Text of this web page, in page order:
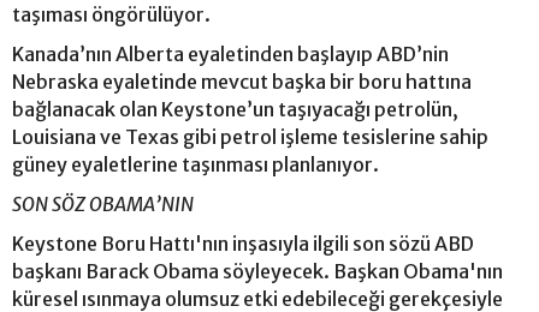
taşıması öngörülüyor.
Kanada’nın Alberta eyaletinden başlayıp ABD’nin
Nebraska eyaletinde mevcut başka bir boru hattına
bağlanacak olan Keystone’un taşıyacağı petrolün,
Louisiana ve Texas gibi petrol işleme tesislerine sahip
güney eyaletlerine taşınması planlanıyor.
SON SÖZ OBAMA’NIN
Keystone Boru Hattı'nın inşasıyla ilgili son sözü ABD
başkanı Barack Obama söyleyecek. Başkan Obama'nın
küresel ısınmaya olumsuz etki edebileceği gerekçesiyle